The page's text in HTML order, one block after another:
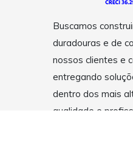
Buscamos
duradouras e de
nossos clientes e
entregando
dentro dos mais
qualidade e